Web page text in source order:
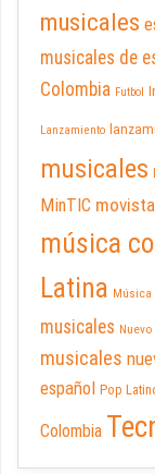
musicales
musicales de
Colombia Futbol
Lanzamiento
musicales
MinTIC
música
Latina Música
musicales
musicales
español Pop
Colombia